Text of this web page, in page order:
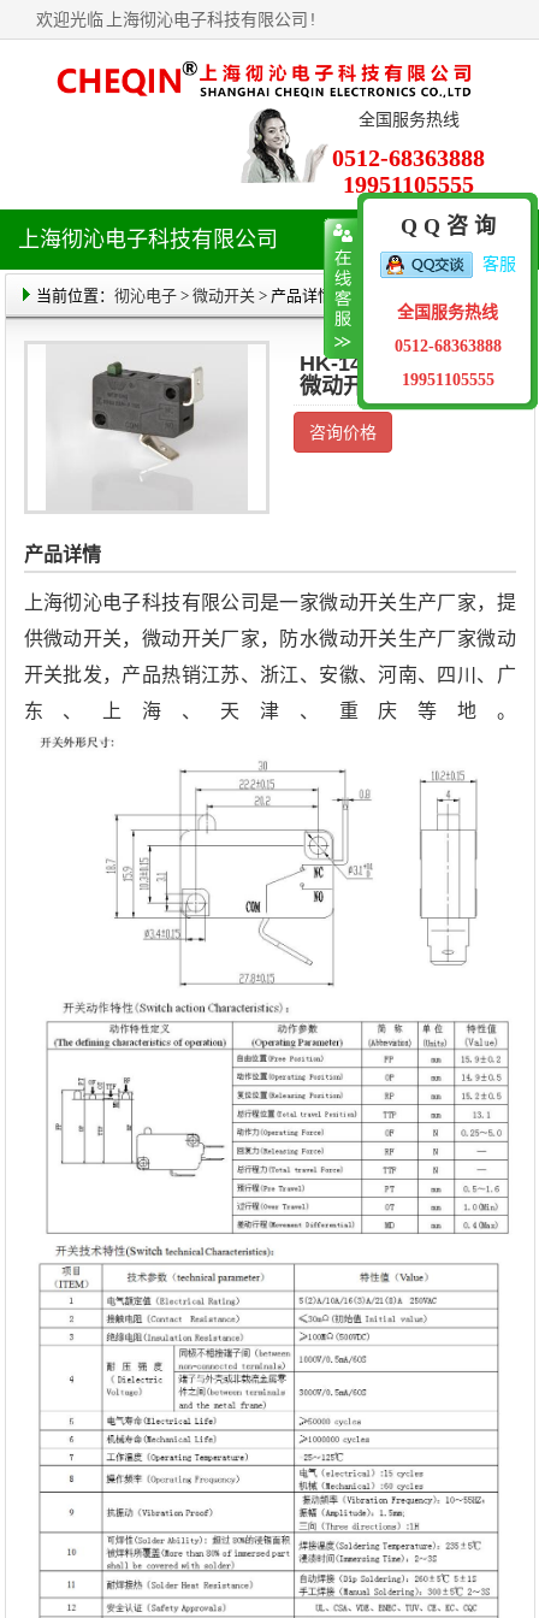
欢迎光临 上海彻沁电子科技有限公司 !
全国服务热线
0512-68363888
19951105555
航
单
上海彻沁电子科技有限公司
当前位置： 彻沁电子> 微动开关> 产品详情
HK-14-1-16AP-711
微动开关
咨询价格
产品详情
上海彻沁电子科技有限公司是一家微动开关生产厂家，提
供微动开关，微动开关厂家，防水微动开关生产厂家微动
开关批发，产品热销江苏、浙江、安徽、河南、四川、广
东、上海、天津、重庆等地。
Q Q 咨 询
客服
全国服务热线
0512-68363888
19951105555